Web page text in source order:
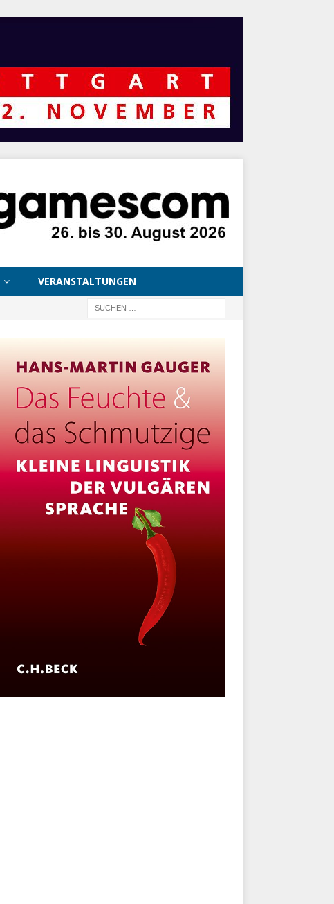
VERANSTALTUNGEN